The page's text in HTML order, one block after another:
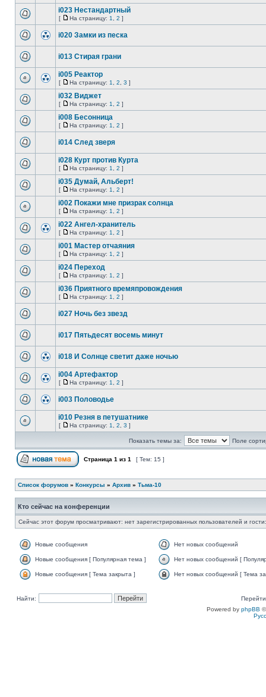
i023 Нестандартный
[ На страницу: 1 2 ]
i020 Замки из песка
i013 Стирая грани
i005 Реактор
[ На страницу: 1 2 3 ]
i032 Виджет
[ На страницу: 1 2 ]
i008 Бесонница
[ На страницу: 1 2 ]
i014 След зверя
i028 Курт против Курта
[ На страницу: 1 2 ]
i035 Думай, Альберт!
[ На страницу: 1 2 ]
i002 Покажи мне призрак солнца
[ На страницу: 1 2 ]
i022 Ангел-хранитель
[ На страницу: 1 2 ]
i001 Мастер отчаяния
[ На страницу: 1 2 ]
i024 Переход
[ На страницу: 1 2 ]
i036 Приятного времяпровождения
[ На страницу: 1 2 ]
i027 Ночь без звезд
i017 Пятьдесят восемь минут
i018 И Солнце светит даже ночью
i004 Артефактор
[ На страницу: 1 2 ]
i003 Половодье
i010 Резня в петушатнике
[ На страницу: 1 2 3 ]
Показать темы за: Поле
Страница 1 из 1 [ Тем: 15 ]
Список форумов » Конкурсы » Архив » Тьма-10
Кто сейчас на конференции
Сейчас этот форум просматривают: нет зарегистрированных пользователей и
Новые сообщения Нет новых сообщений
Новые сообщения [ Популярная тема ] Нет новых сообщений [
Новые сообщения [ Тема закрыта ] Нет новых сообщений [ Тема
Найти:
Powered by phpBB